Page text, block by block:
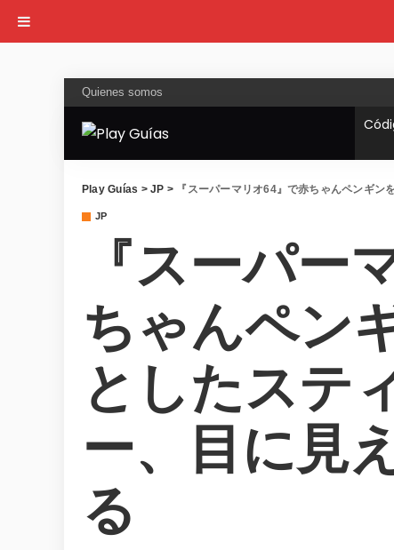
Quienes somos
Play Guías >JP > 『スーパーマリオ64』で赤ちゃんペンギ
JP
『スーパー
ちゃんペン
としたステ
ー、目に見
る